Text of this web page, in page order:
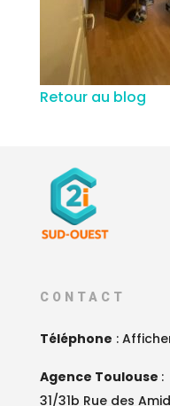
Retour au blog
CONTACT
Téléphone :
Agence Toulouse :
31/31b Rue des